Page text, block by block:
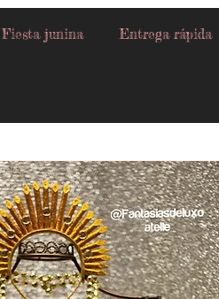
Fiesta junina Entrega rápida